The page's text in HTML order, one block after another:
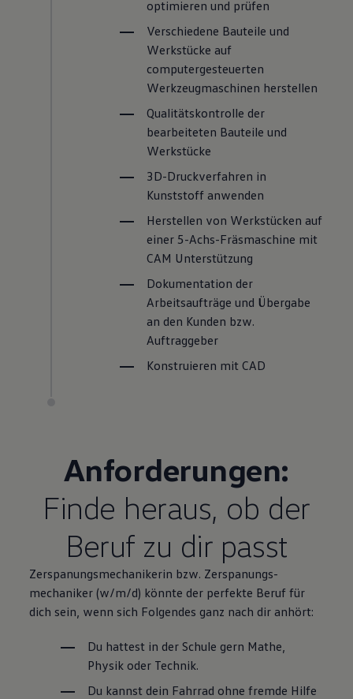
optimieren und prüfen
Verschiedene Bauteile und
Werkstücke auf
computergesteuerten
Werkzeugmaschinen herstellen
Qualitätskontrolle der
bearbeiteten Bauteile und
Werkstücke
3D-Druckverfahren in
Kunststoff anwenden
Herstellen von Werkstücken auf
einer 5-Achs-Fräsmaschine mit
CAM Unterstützung
Dokumentation der
Arbeitsaufträge und Übergabe
an den Kunden bzw.
Auftraggeber
Konstruieren mit CAD
Anforderungen:
Finde heraus, ob der
Beruf zu dir passt
Zerspanungsmechanikerin bzw. Zerspanungs­
mechaniker (w/m/d) könnte der perfekte Beruf für
dich sein, wenn sich Folgendes ganz nach dir anhört:
Du hattest in der Schule gern Mathe,
Physik oder Technik.
Du kannst dein Fahrrad ohne fremde Hilfe